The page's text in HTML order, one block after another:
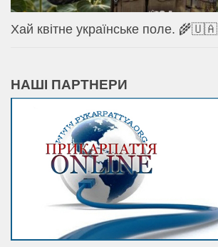
Хай квітне українське поле. 🌾🇺🇦
НАШІ ПАРТНЕРИ